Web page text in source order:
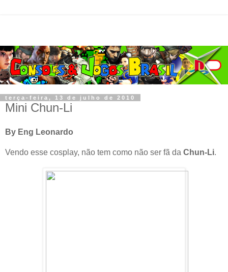
terça-feira, 13 de julho de 2010
Mini Chun-Li
By Eng Leonardo
Vendo esse cosplay, não tem como não ser fã da Chun-Li.